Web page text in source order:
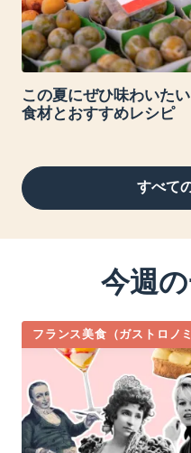
この夏にぜひ味わいた
食材とおすすめレシピ
すべて
今週
フランス美食（ガストロノミ